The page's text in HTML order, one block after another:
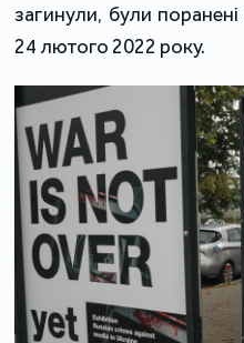
загинули, були
24 лютого 2022 року.